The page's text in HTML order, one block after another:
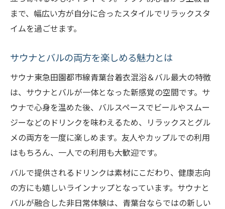
まで、幅広い方が自分に合ったスタイルでリラックスタ
イムを過ごせます。
サウナとバルの両方を楽しめる魅力とは
サウナ東急田園都市線青葉台着衣混浴＆バル最大の特徴
は、サウナとバルが一体となった新感覚の空間です。サ
ウナで心身を温めた後、バルスペースでビールやスムー
ジーなどのドリンクを味わえるため、リラックスとグル
メの両方を一度に楽しめます。友人やカップルでの利用
はもちろん、一人での利用も大歓迎です。
バルで提供されるドリンクは素材にこだわり、健康志向
の方にも嬉しいラインナップとなっています。サウナと
バルが融合した非日常体験は、青葉台ならではの新しい